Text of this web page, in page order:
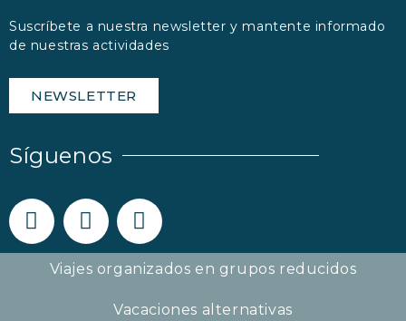
Suscríbete a nuestra newsletter y mantente informado
de nuestras actividades
NEWSLETTER
Síguenos
Viajes organizados en grupos reducidos
Vacaciones alternativas